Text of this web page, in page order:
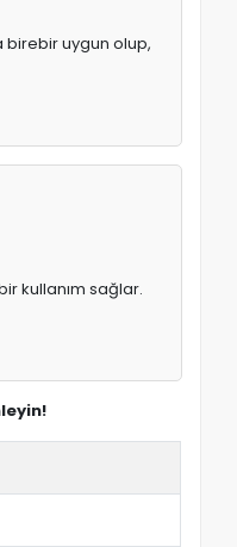
birebir uygun olup,
kullanım sağlar.